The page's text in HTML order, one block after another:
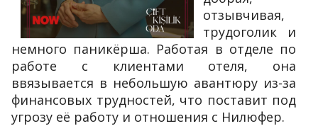
отзывчивая,
трудоголик и
немного паникёрша. Работая в отделе по
работе с клиентами отеля, она
ввязывается в небольшую авантюру из-за
финансовых трудностей, что поставит под
угрозу её работу и отношения с Нилюфер.